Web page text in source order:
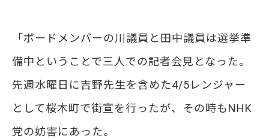
「ボードメンバーの川議員と田中議員は選挙準
備中ということで三人での記者会見となった。
先週水曜日に吉野先生を含めた4/5レンジャー
として桜木町で街宣を行ったが、その時もNHK
党の妨害にあった。